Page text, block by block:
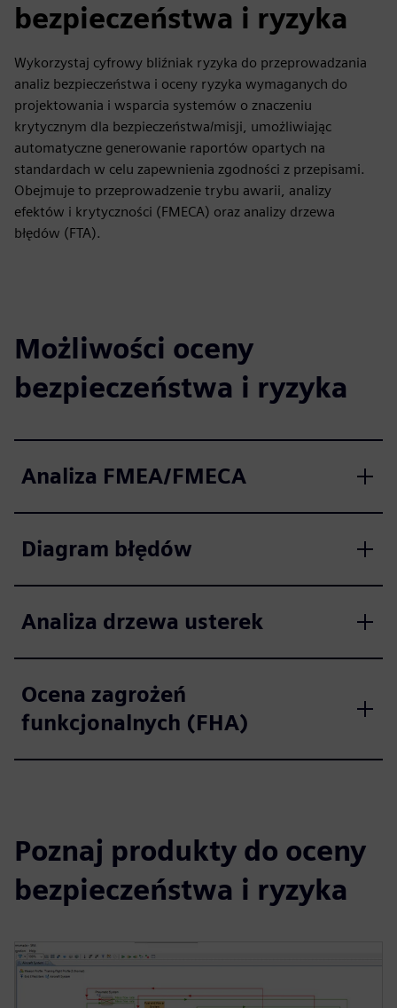
bezpieczeństwa i ryzyka
Wykorzystaj cyfrowy bliźniak ryzyka do przeprowadzania
analiz bezpieczeństwa i oceny ryzyka wymaganych do
projektowania i wsparcia systemów o znaczeniu
krytycznym dla bezpieczeństwa/misji, umożliwiając
automatyczne generowanie raportów opartych na
standardach w celu zapewnienia zgodności z przepisami.
Obejmuje to przeprowadzenie trybu awarii, analizy
efektów i krytyczności (FMECA) oraz analizy drzewa
błędów (FTA).
Możliwości oceny
bezpieczeństwa i ryzyka
Analiza FMEA/FMECA
Diagram błędów
Analiza drzewa usterek
Ocena zagrożeń
funkcjonalnych (FHA)
Poznaj produkty do oceny
bezpieczeństwa i ryzyka